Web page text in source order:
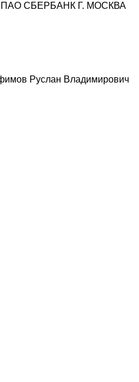
ПАО СБЕРБАНК Г. МОСКВА
Руслан Владимирович